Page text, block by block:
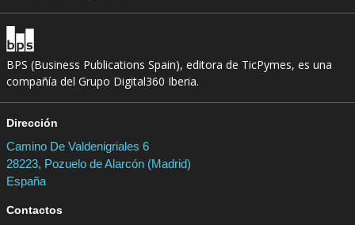
BPS (Business Publications Spain), editora de TicPymes, es una
compañía del Grupo Digital360 Iberia.
Dirección
Camino De Valdenigriales 6
28223, Pozuelo de Alarcón (Madrid)
España
Contactos